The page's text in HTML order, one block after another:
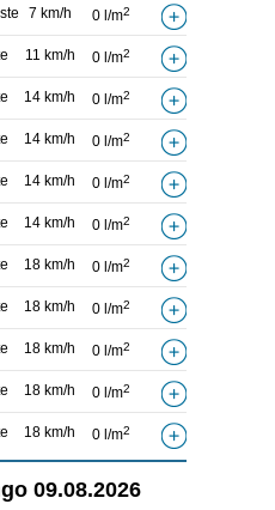
7 km/h 0 l/m2
11 km/h 0 l/m2
14 km/h 0 l/m2
14 km/h 0 l/m2
14 km/h 0 l/m2
14 km/h 0 l/m2
18 km/h 0 l/m2
18 km/h 0 l/m2
18 km/h 0 l/m2
18 km/h 0 l/m2
18 km/h 0 l/m2
09.08.2026